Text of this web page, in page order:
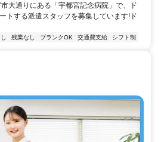
大通りにある「宇都宮記念病院」で、ド
トする派遣スタッフを募集しています!ド
残業なし ブランクOK 交通費支給 シフト制